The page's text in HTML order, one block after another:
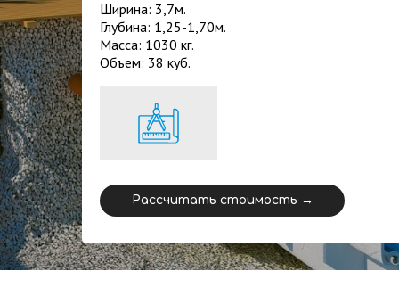
Рассчитать стоимость →
Ширина: 3,7м.
Глубина: 1,25-1,70м.
Масса: 1030 кг.
Объем: 38 куб.